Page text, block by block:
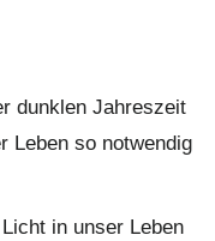
dunklen Jahreszeit
Leben so notwendig
in unser Leben